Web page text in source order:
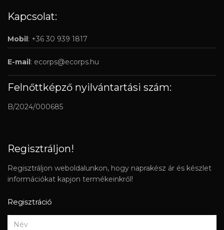
Kapcsolat:
Mobil : +36 30 939 1817
E-mail : ecorps@ecorps.hu
Felnőttképző nyilvántartási szám:
B/2024/000685
Regisztráljon!
Regisztráljon weboldalunkon, hogy naprakész ár és készlet
információkat kapjon termékeinkről!
Regisztráció